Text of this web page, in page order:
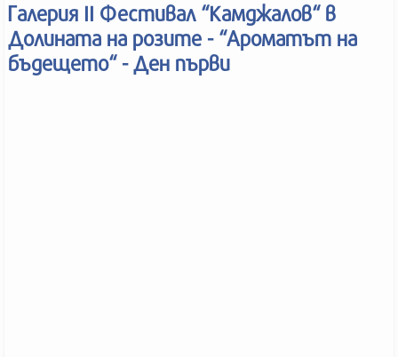
Галерия II Фестивал “Камджалов“ в
Долината на розите - “Ароматът на
бъдещето“ - Ден първи